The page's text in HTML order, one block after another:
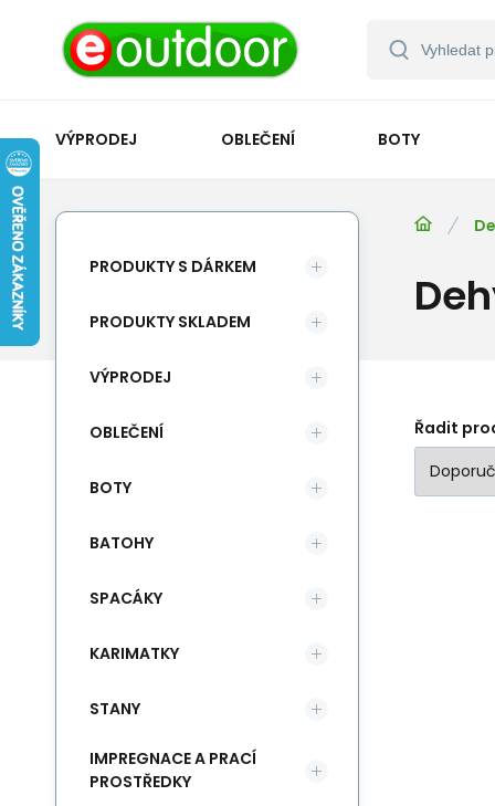
VÝPRODEJ OBLEČENÍ BOTY
Řadit
PRODUKTY S DÁRKEM
PRODUKTY SKLADEM
VÝPRODEJ
OBLEČENÍ
BOTY
BATOHY
SPACÁKY
KARIMATKY
STANY
IMPREGNACE A PRACÍ
PROSTŘEDKY